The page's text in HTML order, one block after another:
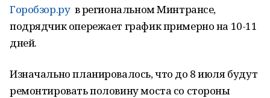
Горобзор.рув региональном Минтрансе,
подрядчик опережает график примерно на 10-11
дней.
Изначально планировалось, что до 8 июля будут
ремонтировать половину моста со стороны